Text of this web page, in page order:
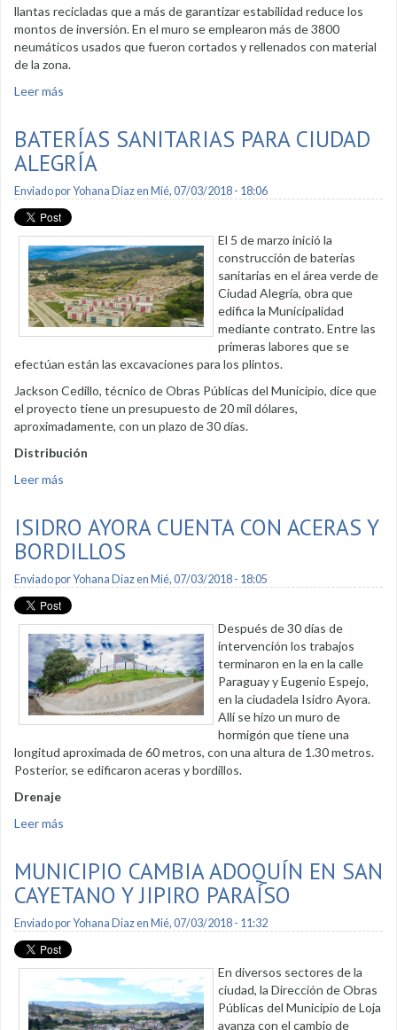
llantas recicladas que a más de garantizar estabilidad reduce los
montos de inversión. En el muro se emplearon más de 3800
neumáticos usados que fueron cortados y rellenados con material
de la zona.
Leer más
BATERÍAS SANITARIAS PARA CIUDAD
ALEGRÍA
Enviado porYohana Diazen Mié, 07/03/2018 - 18:06
El 5 de marzo inició la
construcción de baterías
sanitarias en el área verde de
Ciudad Alegría, obra que
edifica la Municipalidad
mediante contrato. Entre las
primeras labores que se
efectúan están las excavaciones para los plintos.
Jackson Cedillo, técnico de Obras Públicas del Municipio, dice que
el proyecto tiene un presupuesto de 20 mil dólares,
aproximadamente, con un plazo de 30 días.
Distribución
Leer más
ISIDRO AYORA CUENTA CON ACERAS Y
BORDILLOS
Enviado porYohana Diazen Mié, 07/03/2018 - 18:05
Después de 30 días de
intervención los trabajos
terminaron en la en la calle
Paraguay y Eugenio Espejo,
en la ciudadela Isidro Ayora.
Allí se hizo un muro de
hormigón que tiene una
longitud aproximada de 60 metros, con una altura de 1.30 metros.
Posterior, se edificaron aceras y bordillos.
Drenaje
Leer más
MUNICIPIO CAMBIA ADOQUÍN EN SAN
CAYETANO Y JIPIRO PARAÍSO
Enviado porYohana Diazen Mié, 07/03/2018 - 11:32
En diversos sectores de la
ciudad, la Dirección de Obras
Públicas del Municipio de Loja
avanza con el cambio de